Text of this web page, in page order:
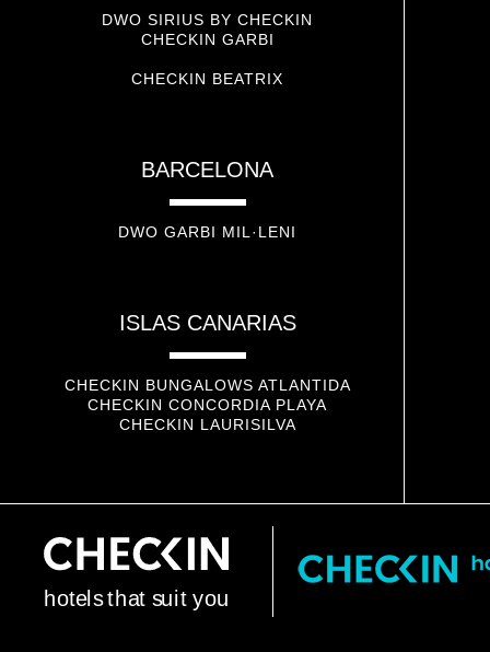
DWO SIRIUS BY CHECKIN
CHECKIN GARBI
CHECKIN BEATRIX
BARCELONA
DWO GARBI MIL·LENI
ISLAS CANARIAS
CHECKIN BUNGALOWS ATLANTIDA
CHECKIN CONCORDIA PLAYA
CHECKIN LAURISILVA
hotelsthat suit you